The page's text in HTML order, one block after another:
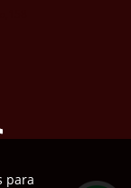
para